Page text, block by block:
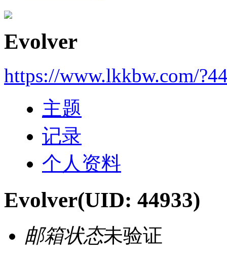
Evolver
https://www.lkkbw.com/
主题
记录
个人资料
Evolver(UID: 44933)
邮箱状态未验证